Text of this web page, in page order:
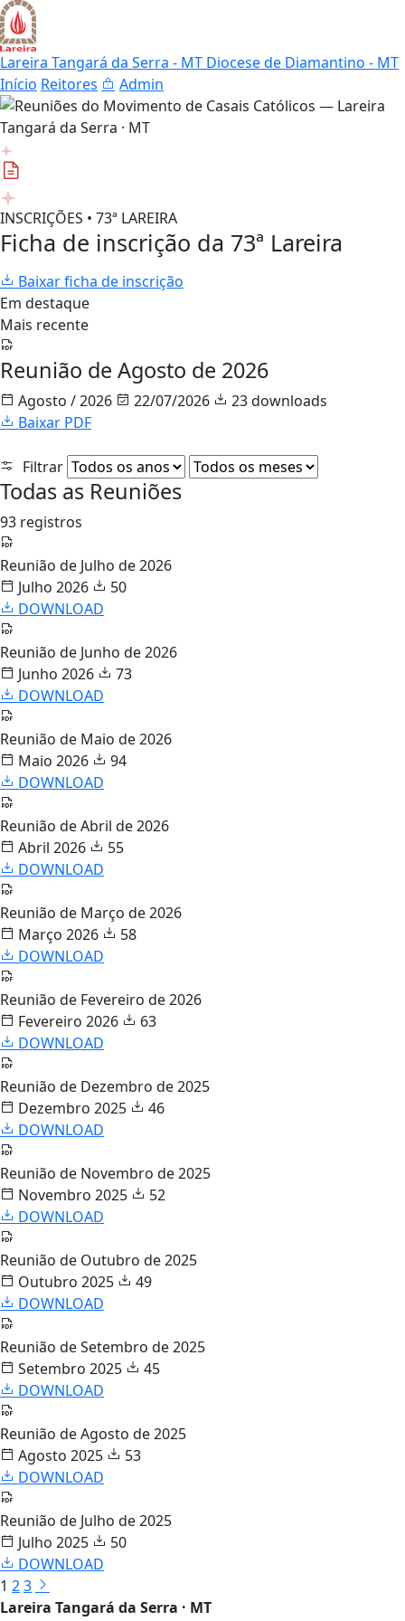
Lareira Tangará da Serra - MT Diocese de Diamantino - MT
Início Reitores Admin
INSCRIÇÕES • 73ª LAREIRA
Ficha de inscrição da 73ª Lareira
Baixar ficha de inscrição
Em destaque
Mais recente
Reunião de Agosto de 2026
Agosto / 2026 22/07/2026
23 downloads
Baixar PDF
Filtrar
Todas as Reuniões
93 registros
Reunião de Julho de 2026
Julho 2026
50
DOWNLOAD
Reunião de Junho de 2026
Junho 2026
73
DOWNLOAD
Reunião de Maio de 2026
Maio 2026
94
DOWNLOAD
Reunião de Abril de 2026
Abril 2026
55
DOWNLOAD
Reunião de Março de 2026
Março 2026
58
DOWNLOAD
Reunião de Fevereiro de 2026
Fevereiro 2026
63
DOWNLOAD
Reunião de Dezembro de 2025
Dezembro 2025
46
DOWNLOAD
Reunião de Novembro de 2025
Novembro 2025
52
DOWNLOAD
Reunião de Outubro de 2025
Outubro 2025
49
DOWNLOAD
Reunião de Setembro de 2025
Setembro 2025
45
DOWNLOAD
Reunião de Agosto de 2025
Agosto 2025
53
DOWNLOAD
Reunião de Julho de 2025
Julho 2025
50
DOWNLOAD
1 23
Lareira Tangará da Serra · MT